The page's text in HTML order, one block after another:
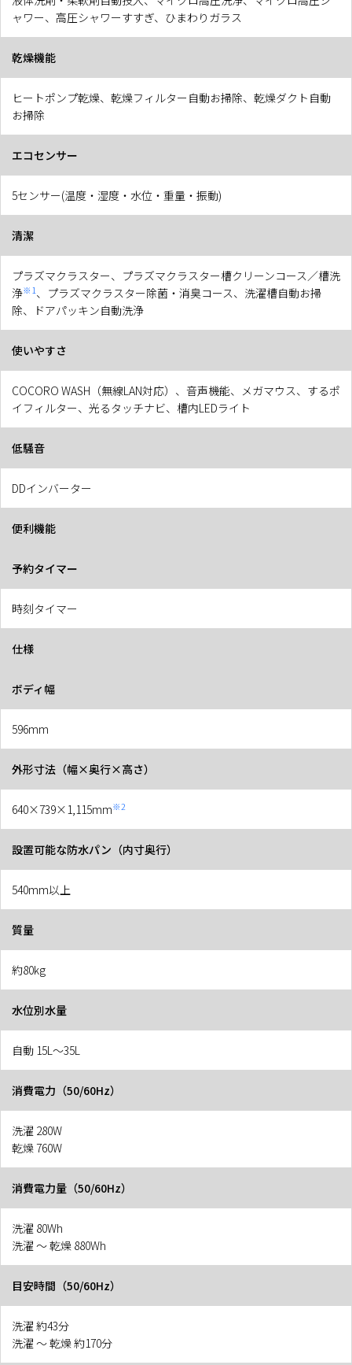
ャワー、高圧シャワーすすぎ、ひまわりガラス
乾燥機能
ヒートポンプ乾燥、乾燥フィルター自動お掃除、乾燥ダクト自動
お掃除
エコセンサー
5センサー(温度・湿度・水位・重量・振動)
清潔
プラズマクラスター、プラズマクラスター槽クリーンコース／槽洗
浄※1、プラズマクラスター除菌・消臭コース、洗濯槽自動お掃
除、ドアパッキン自動洗浄
使いやすさ
COCORO WASH（無線LAN対応）、音声機能、メガマウス、するポ
イフィルター、光るタッチナビ、槽内LEDライト
低騒音
DDインバーター
便利機能
予約タイマー
時刻タイマー
仕様
ボディ幅
596mm
外形寸法（幅×奥行×高さ）
640×739×1,115mm※2
設置可能な防水パン（内寸奥行）
540mm以上
質量
約80kg
水位別水量
自動 15L～35L
消費電力（50/60Hz）
洗濯 280W
乾燥 760W
消費電力量（50/60Hz）
洗濯 80Wh
洗濯 〜 乾燥 880Wh
目安時間（50/60Hz）
洗濯 約43分
洗濯 〜 乾燥 約170分